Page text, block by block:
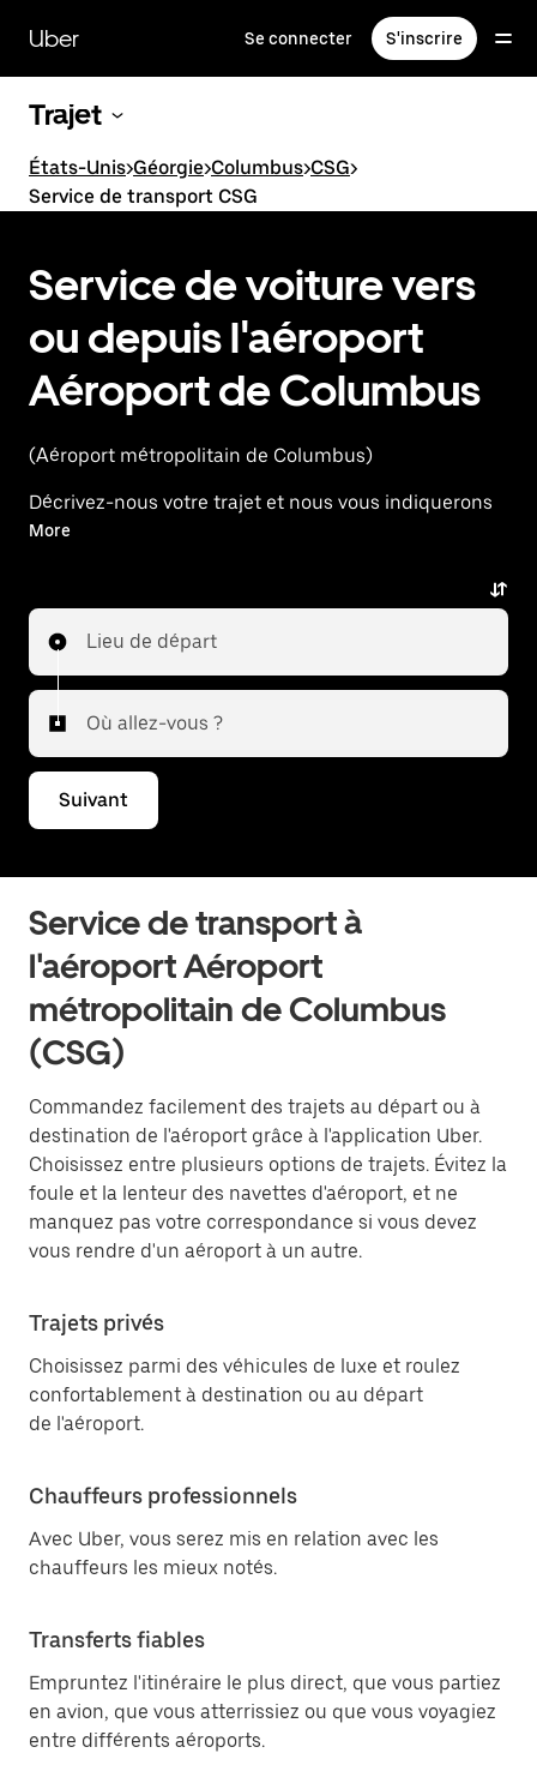
contenu
principal
Uber Se connecter S'inscrire
Trajet
États-Unis>Géorgie>Columbus>CSG>
Service de transport CSG
Service de voiture vers
ou depuis l'aéroport
Aéroport de Columbus
(Aéroport métropolitain de Columbus)
Décrivez-nous votre trajet et nous vous indiquerons
les meilleures options pour vous rendre à l'aéroport
More
Lieu de départ
Où allez-vous ?
Suivant
Service de transport à
l'aéroport Aéroport
métropolitain de Columbus
(CSG)
Commandez facilement des trajets au départ ou à
destination de l'aéroport grâce à l'application Uber.
Choisissez entre plusieurs options de trajets. Évitez la
foule et la lenteur des navettes d'aéroport, et ne
manquez pas votre correspondance si vous devez
vous rendre d'un aéroport à un autre.
Trajets privés
Choisissez parmi des véhicules de luxe et roulez
confortablement à destination ou au départ
de l'aéroport.
Chauffeurs professionnels
Avec Uber, vous serez mis en relation avec les
chauffeurs les mieux notés.
Transferts fiables
Empruntez l'itinéraire le plus direct, que vous partiez
en avion, que vous atterrissiez ou que vous voyagiez
entre différents aéroports.